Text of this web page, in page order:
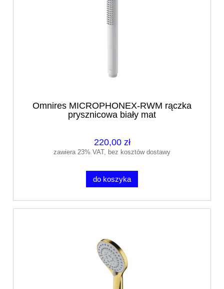
Omnires MICROPHONEX-RWM rączka
prysznicowa biały mat
220,00 zł
zawiera 23% VAT, bez kosztów dostawy
do koszyka